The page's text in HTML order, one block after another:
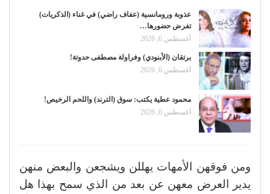
عذوبة ورومانسية (عفاف راضي) في غناء (الذكريات)
تفرض حضورها…
أغسطس 6, 2026
برتقان (الأبنودي) وفراولة مصطفى حدوتة!
أغسطس 6, 2026
محمود عطية يكتب: سوق (الترند) واللحم الرخيص!
أغسطس 6, 2026
ومن فوقهن الأمهات يهللن ويشجعن والبعض منهن
يدير العرض معهن عن بعد من الذي سمح بهذا هل